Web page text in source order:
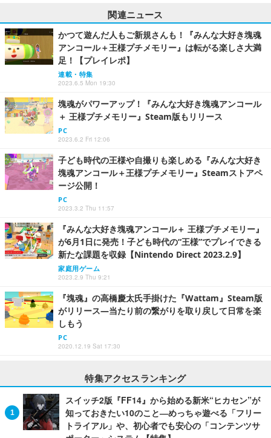
関連ニュース
かつて遊んだ人もご新規さんも！『みんな大好き塊魂
アンコール＋王様プチメモリー』は転がる楽しさ大満
足！【プレイレポ】
連載・特集
2023.6.5 Mon 19:30
塊魂がパワーアップ！『みんな大好き塊魂アンコール
＋ 王様プチメモリー』Steam版もリリース
PC
2023.6.2 Fri 12:06
子ども時代の王様や自撮りも楽しめる『みんな大好き
塊魂アンコール＋王様プチメモリー』Steamストアペ
ージ公開！
PC
2023.3.2 Thu 11:57
『みんな大好き塊魂アンコール＋ 王様プチメモリー』
が6月1日に発売！子ども時代の“王様”でプレイできる
新たな課題を収録【Nintendo Direct 2023.2.9】
家庭用ゲーム
2023.2.9 Thu 9:21
『塊魂』の高橋慶太氏手掛けた『Wattam』Steam版
がリリース―当たり前の繋がりを取り戻して日常を楽
しもう
PC
2020.12.19 Sat 17:30
特集アクセスランキング
スイッチ2版『FF14』から始める新米“ヒカセン”が
知っておきたい10のこと―めっちゃ遊べる「フリー
トライアル」や、初心者でも安心の「コンテンツサ